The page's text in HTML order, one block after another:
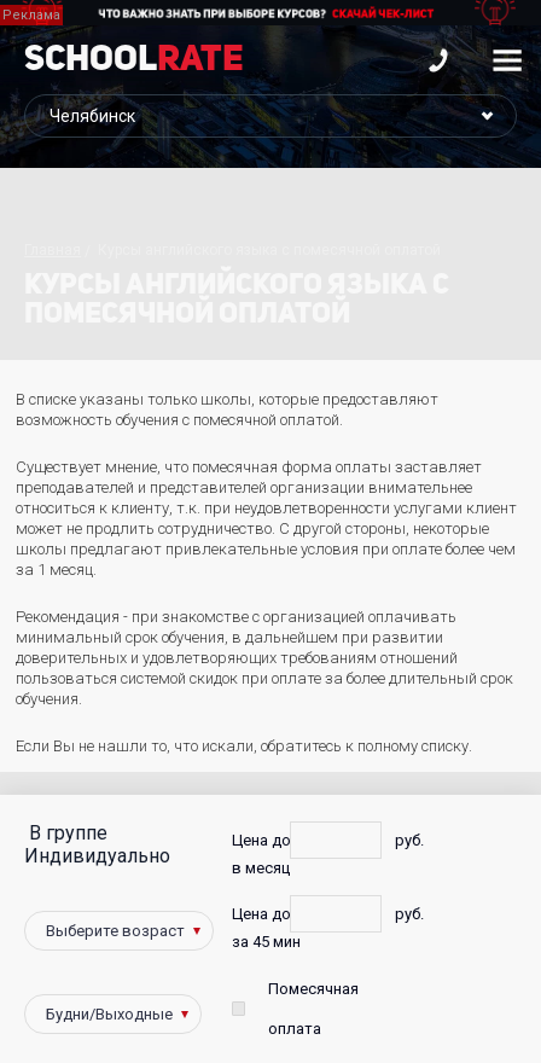
School Rate
В списке указаны только школы, которые предоставляют
возможность обучения с помесячной оплатой.
Существует мнение, что помесячная форма оплаты заставляет
преподавателей и представителей организации внимательнее
относиться к клиенту, т.к. при неудовлетворенности услугами клиент
может не продлить сотрудничество. С другой стороны, некоторые
школы предлагают привлекательные условия при оплате более чем
за 1 месяц.
Рекомендация - при знакомстве с организацией оплачивать
минимальный срок обучения, в дальнейшем при развитии
доверительных и удовлетворяющих требованиям отношений
пользоваться системой скидок при оплате за более длительный срок
обучения.
Если Вы не нашли то, что искали, обратитесь к полному списку.
В группе
Индивидуально
Цена до
руб.
в месяц
Цена до
руб.
за 45 мин
Помесячная
оплата
С
Победители